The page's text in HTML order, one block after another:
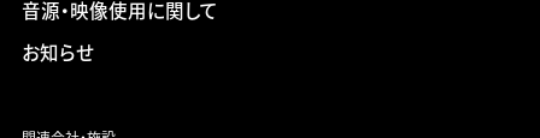
音源・映像使用に関して
お知らせ